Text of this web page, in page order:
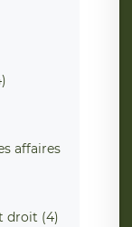
affaires
droit (4)